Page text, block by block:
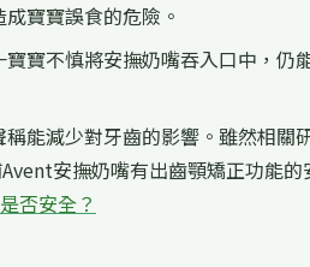
寶寶誤食的危險。
寶不慎將安撫奶嘴吞入口中，仍
能減少對牙齒的影響。雖然相關
安撫奶嘴有出齒顎矯正功能的
否安全？